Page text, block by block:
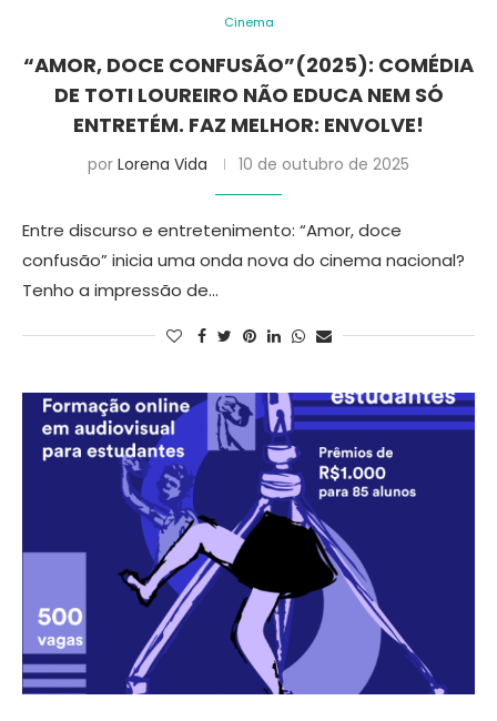
Cinema
“AMOR, DOCE CONFUSÃO”(2025): COMÉDIA
DE TOTI LOUREIRO NÃO EDUCA NEM SÓ
ENTRETÉM. FAZ MELHOR: ENVOLVE!
por Lorena Vida 10 de outubro de 2025
Entre discurso e entretenimento: “Amor, doce
confusão” inicia uma onda nova do cinema nacional?
Tenho a impressão de…